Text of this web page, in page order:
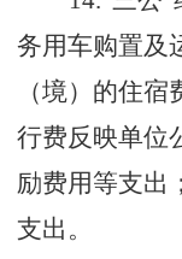
务用车购置及
（境）的住
行费反映单位
励费用等支出
支出。